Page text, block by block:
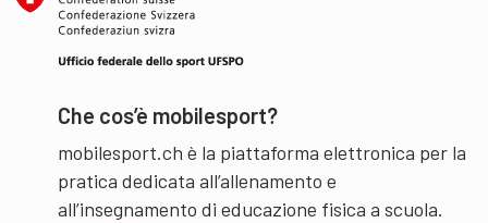
Che cos’è mobilesport?
mobilesport.ch è la piattaforma elettronica per la
pratica dedicata all’allenamento e
all’insegnamento di educazione fisica a scuola.